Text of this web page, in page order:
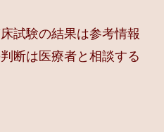
試験の結果は参考情報
断は医療者と相談する